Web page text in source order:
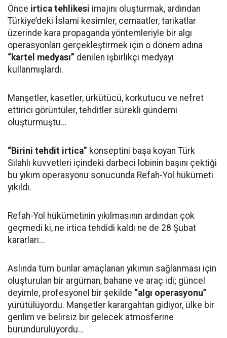
Önce irtica tehlikesi imajını oluşturmak, ardından
Türkiye’deki İslami kesimler, cemaatler, tarikatlar
üzerinde kara propaganda yöntemleriyle bir algı
operasyonları gerçekleştirmek için o dönem adına
“kartel medyası” denilen işbirlikçi medyayı
kullanmışlardı.
Manşetler, kasetler, ürkütücü, korkutucu ve nefret
ettirici görüntüler, tehditler sürekli gündemi
oluşturmuştu…
“Birini tehdit irtica” konseptini başa koyan Türk
Silahlı kuvvetleri içindeki darbeci lobinin başını çektiği
bu yıkım operasyonu sonucunda Refah-Yol hükümeti
yıkıldı.
Refah-Yol hükümetinin yıkılmasının ardından çok
geçmedi ki, ne irtica tehdidi kaldı ne de 28 Şubat
kararları...
Aslında tüm bunlar amaçlanan yıkımın sağlanması için
oluşturulan bir argüman, bahane ve araç idi; güncel
deyimle, profesyonel bir şekilde “algı operasyonu”
yürütülüyordu. Manşetler karargahtan gidiyor, ülke bir
gerilim ve belirsiz bir gelecek atmosferine
büründürülüyordu…